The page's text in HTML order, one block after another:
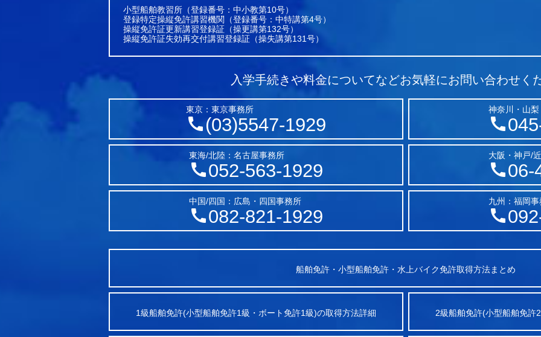
小型船舶教習所（登録番号：中小教第10号）
登録特定操縦免許講習機関（登録番号：中特講第4号）
操縦免許証更新講習登録証（操更講第132号）
操縦免許証失効再交付講習登録証（操失講第131号）
入学手続きや料金についてなどお気軽にお問い合わせく
東京：東京事務所
(03)5547-1929
神奈川・山
東海/北陸：名古屋事務所
052-563-1929
大阪・神戸/
06-
中国/四国：広島・四国事務所
082-821-1929
九州：福岡
船舶免許・小型船舶免許・水上バイク免許取得方法まとめ
1級船舶免許(小型船舶免許1級・ボート免許1級)の取得方法詳細 2級船舶免許(小型船舶免許